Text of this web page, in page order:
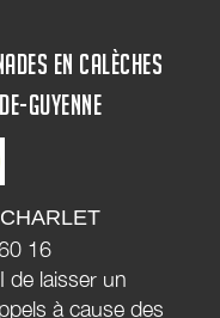
EN CALÈCHES
GUYENNE
16
de laisser un
à cause des